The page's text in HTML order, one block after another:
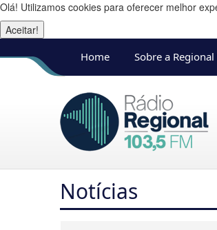
Olá! Utilizamos cookies para oferecer melhor
Aceitar!
Home
Sobre a Regional
Notícias